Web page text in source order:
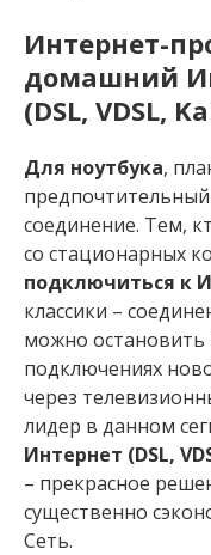
Интернет-
домашний
(DSL, VDSL,
Для ноутбука,
соединение. Тем,
со стационарных
подключиться к
классики –
можно остановить
подключениях
через
лидер в данном
Интернет (DSL,
– прекрасное
существенно
Сеть.